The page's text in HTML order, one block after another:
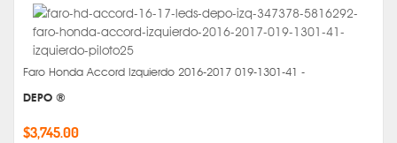
Faro Honda Accord Izquierdo 2016-2017 019-1301-41 -
DEPO ®
$3,745.00